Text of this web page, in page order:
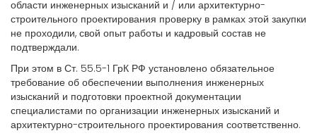
области инженерных изысканий и / или архитектурно-
строительного проектирования проверку в рамках этой закупки
не проходили, свой опыт работы и кадровый состав не
подтверждали.
При этом в Ст. 55.5-1 ГрК РФ установлено обязательное
требование об обеспечении выполнения инженерных
изысканий и подготовки проектной документации
специалистами по организации инженерных изысканий и
архитектурно-строительного проектирования соответственно.